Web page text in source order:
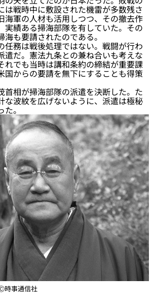
は戦時中に敷設された機雷が多数残さ
海軍の人材も活用しつつ、その撤去作
実績ある掃海部隊を有していた。その
も要請されたのである。
務は戦後処理ではない。戦闘が行わ
遣だ。憲法九条との兼ね合いも考えな
れでも当時は講和条約の締結が重要課
国からの要請を無下にすることも得策
相が掃海部隊の派遣を決断した。た
な波紋を広げないように、派遣は極秘
。
事通信社